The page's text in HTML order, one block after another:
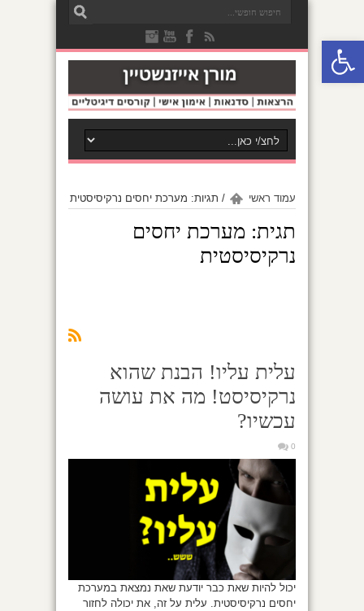
פתח סרגל נגישות
עמוד ראשי / תגיות: מערכת יחסים נרקיסיסטית
תגית: מערכת יחסים
נרקיסיסטית
עלית עליו! הבנת שהוא
נרקיסיסט! מה את עושה
עכשיו?
0
יכול להיות שאת כבר יודעת שאת נמצאת במערכת
יחסים נרקיסיסטית. עלית על זה, את יכולה לחזור